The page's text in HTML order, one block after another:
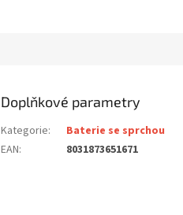
Doplňkové parametry
Kategorie:
Baterie se sprchou
EAN: 8031873651671